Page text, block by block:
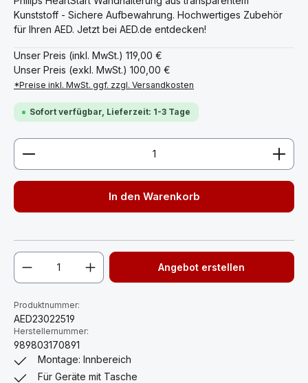
Kunststoff - Sichere Aufbewahrung. Hochwertiges Zubehör
für Ihren AED. Jetzt bei AED.de entdecken!
Unser Preis (inkl. MwSt.) 119,00 €
Unser Preis (exkl. MwSt.) 100,00 €
*Preise inkl. MwSt. ggf. zzgl. Versandkosten
Sofort verfügbar, Lieferzeit: 1-3 Tage
Produkt Anzahl: Gib den gewünschten Wert ein
In den Warenkorb
Angebot erstellen
Produktnummer:
AED23022519
Herstellernummer:
989803170891
Montage: Innbereich
Für Geräte mit Tasche